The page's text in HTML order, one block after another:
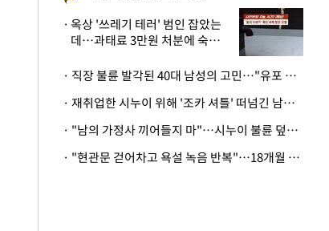
옥상 '쓰레기 테러' 범인 잡았는
데…과태료 3만원 처분에 숙박업
· 직장 불륜 발각된 40대 남성의 고민…"유포 동료 명예훼손·협박죄 고소 가능할까"
· 재취업한 시누이 위해 '조카 셔틀' 떠넘긴 남편…아내 "난 못한다"
· "남의 가정사 끼어들지 마"…시누이 불륜 덮으려는 남편에 억울한 아내
· "현관문 걷어차고 욕설 녹음 반복"…18개월 아기 키우는 집 뒤흔든 '앞집의 비극'